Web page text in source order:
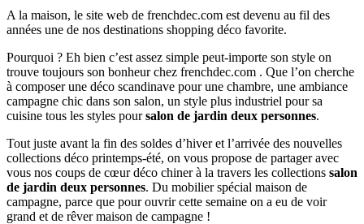
A la maison, le site web de frenchdec.com est devenu au fil des
années une de nos destinations shopping déco favorite.
Pourquoi ? Eh bien c’est assez simple peut-importe son style on
trouve toujours son bonheur chez frenchdec.com . Que l’on cherche
à composer une déco scandinave pour une chambre, une ambiance
campagne chic dans son salon, un style plus industriel pour sa
cuisine tous les styles poursalon de jardin deux personnes.
Tout juste avant la fin des soldes d’hiver et l’arrivée des nouvelles
collections déco printemps-été, on vous propose de partager avec
vous nos coups de cœur déco chiner à la travers les collections salon
de jardin deux personnes. Du mobilier spécial maison de
campagne, parce que pour ouvrir cette semaine on a eu de voir
grand et de rêver maison de campagne !